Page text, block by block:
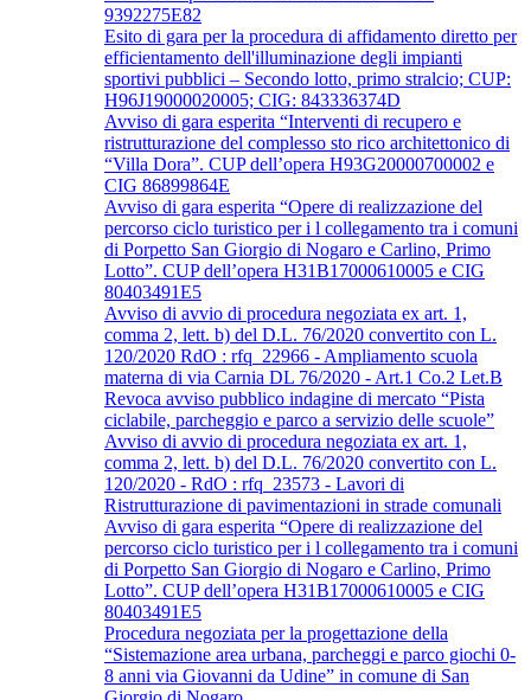
9392275E82
Esito di gara per la procedura di affidamento diretto per
efficientamento dell'illuminazione degli impianti
sportivi pubblici – Secondo lotto, primo stralcio; CUP:
H96J19000020005; CIG: 843336374D
Avviso di gara esperita “Interventi di recupero e
ristrutturazione del complesso sto rico architettonico di
“Villa Dora”. CUP dell’opera H93G20000700002 e
CIG 86899864E
Avviso di gara esperita “Opere di realizzazione del
percorso ciclo turistico per i l collegamento tra i comuni
di Porpetto San Giorgio di Nogaro e Carlino, Primo
Lotto”. CUP dell’opera H31B17000610005 e CIG
80403491E5
Avviso di avvio di procedura negoziata ex art. 1,
comma 2, lett. b) del D.L. 76/2020 convertito con L.
120/2020 RdO : rfq_22966 - Ampliamento scuola
materna di via Carnia DL 76/2020 - Art.1 Co.2 Let.B
Revoca avviso pubblico indagine di mercato “Pista
ciclabile, parcheggio e parco a servizio delle scuole”
Avviso di avvio di procedura negoziata ex art. 1,
comma 2, lett. b) del D.L. 76/2020 convertito con L.
120/2020 - RdO : rfq_23573 - Lavori di
Ristrutturazione di pavimentazioni in strade comunali
Avviso di gara esperita “Opere di realizzazione del
percorso ciclo turistico per i l collegamento tra i comuni
di Porpetto San Giorgio di Nogaro e Carlino, Primo
Lotto”. CUP dell’opera H31B17000610005 e CIG
80403491E5
Procedura negoziata per la progettazione della
“Sistemazione area urbana, parcheggi e parco giochi 0-
8 anni via Giovanni da Udine” in comune di San